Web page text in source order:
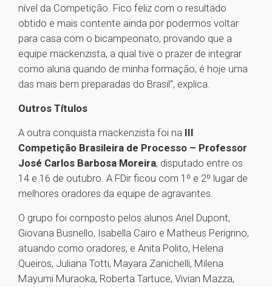
nível da Competição. Fico feliz com o resultado
obtido e mais contente ainda por podermos voltar
para casa com o bicampeonato, provando que a
equipe mackenzista, a qual tive o prazer de integrar
como aluna quando de minha formação, é hoje uma
das mais bem preparadas do Brasil”, explica.
Outros Títulos
A outra conquista mackenzista foi na III
Competição Brasileira de Processo – Professor
José Carlos Barbosa Moreira, disputado entre os
14 e 16 de outubro. A FDir ficou com 1º e 2º lugar de
melhores oradores da equipe de agravantes.
O grupo foi composto pelos alunos Ariel Dupont,
Giovana Busnello, Isabella Cairo e Matheus Perigrino,
atuando como oradores; e Anita Polito, Helena
Queiros, Juliana Totti, Mayara Zanichelli, Milena
Mayumi Muraoka, Roberta Tartuce, Vivian Mazza,